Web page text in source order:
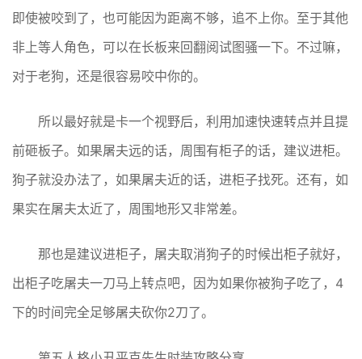
即使被咬到了，也可能因为距离不够，追不上你。至于其他
非上等人角色，可以在长板来回翻阅试图骚一下。不过嘛，
对于老狗，还是很容易咬中你的。
所以最好就是卡一个视野后，利用加速快速转点并且提
前砸板子。如果屠夫远的话，周围有柜子的话，建议进柜。
狗子就没办法了，如果屠夫近的话，进柜子找死。还有，如
果实在屠夫太近了，周围地形又非常差。
那也是建议进柜子，屠夫取消狗子的时候出柜子就好，
出柜子吃屠夫一刀马上转点吧，因为如果你被狗子吃了，4
下的时间完全足够屠夫砍你2刀了。